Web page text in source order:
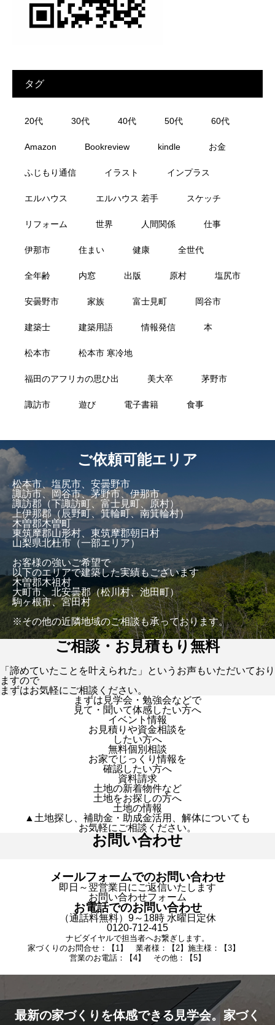
タグ
20代 30代 40代 50代 60代
Amazon Bookreview kindle お金
ふじもり通信 イラスト インプラス
エルハウス エルハウス 若手 スケッチ
リフォーム 世界 人間関係 仕事
伊那市 住まい 健康 全世代
全年齢 内窓 出版 原村 塩尻市
安曇野市 家族 富士見町 岡谷市
建築士 建築用語 情報発信 本
松本市 松本市 寒冷地
福田のアフリカの思ひ出 美大卒 茅野市
諏訪市 遊び 電子書籍 食事
ご依頼可能エリア
松本市、塩尻市、安曇野市
諏訪市、岡谷市、茅野市、伊那市
諏訪郡（下諏訪町、富士見町、原村）
上伊那郡（辰野町、箕輪町、南箕輪村）
木曽郡木曽町
東筑摩郡山形村、東筑摩郡朝日村
山梨県北杜市（一部エリア）
お客様の強いご希望で
以下のエリアで建築した実績もございます
木曽郡木祖村
大町市、北安曇郡（松川村、池田町）
駒ヶ根市、宮田村
※その他の近隣地域のご相談も承っております。
ご相談・お見積もり無料
「諦めていたことを叶えられた」というお声もいただいており
ますので
まずはお気軽にご相談ください。
まずは見学会・勉強会などで
見て・聞いて体感したい方へ
イベント情報
お見積りや資金相談を
したい方へ
無料個別相談
お家でじっくり情報を
確認したい方へ
資料請求
土地の新着物件など
土地をお探しの方へ
土地の情報
▲土地探し、補助金・助成金活用、解体についても
お気軽にご相談ください。
お問い合わせ
メールフォームでのお問い合わせ
即日～翌営業日にご返信いたします
お問い合わせフォーム
お電話でのお問い合わせ
（通話料無料）9～18時 水曜日定休
0120-712-415
ナビダイヤルで担当者へお繋ぎします。
家づくりのお問合せ：【1】 業者様：【2】施主様：【3】
営業のお電話：【4】 その他：【5】
最新の家づくりを体感できる見学会。家づく